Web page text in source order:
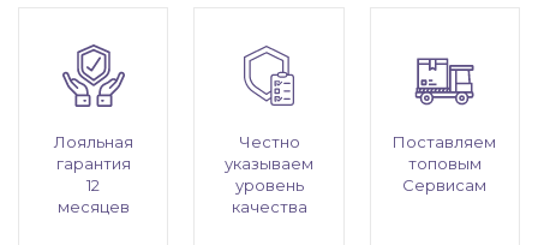
Лояльная
гарантия
12
месяцев
Честно
указываем
уровень
качества
Поставляем
топовым
Сервисам